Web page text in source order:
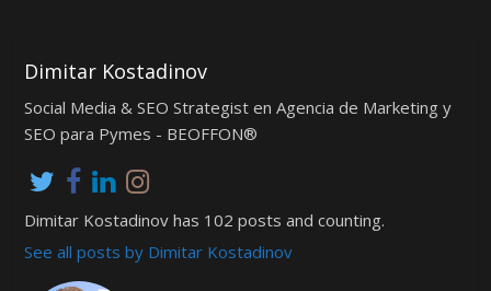
Dimitar Kostadinov
Social Media & SEO Strategist en Agencia de Marketing y
SEO para Pymes - BEOFFON®
Dimitar Kostadinov has 102 posts and counting.
See all posts by Dimitar Kostadinov